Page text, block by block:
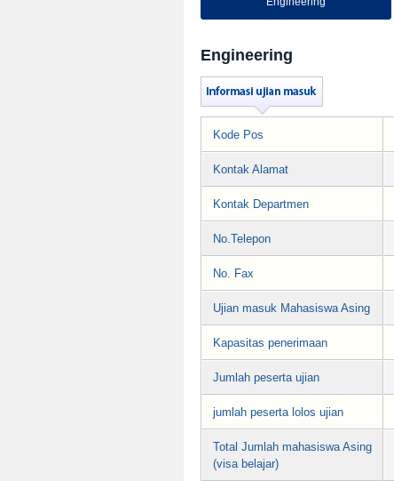
Engineering
Kode Pos
Kontak Alamat
Kontak Departmen
No.Telepon
No. Fax
Ujian masuk Mahasiswa Asing
Kapasitas penerimaan
Jumlah peserta ujian
jumlah peserta lolos ujian
Total Jumlah mahasiswa Asing
(visa belajar)